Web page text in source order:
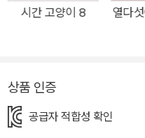
다. 지금의 어린이들이 익숙
이 감도는 김지인 작가의 그
자들을 끌어들인다. 『행운음
시간 고양이 8 열다
상품 인증
공급자 적합성 확인